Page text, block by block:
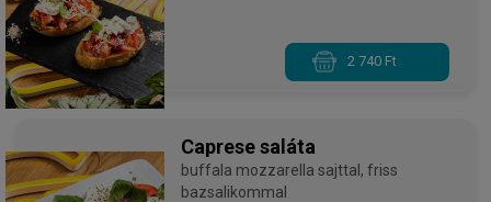
2 740 Ft
Caprese saláta
buffala mozzarella sajttal, friss
bazsalikommal